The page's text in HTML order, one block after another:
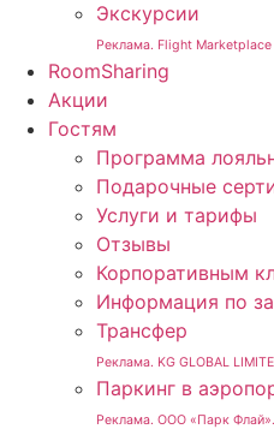
Экскурсии
Реклама. Flight
RoomSharing
Акции
Гостям
Программа
Подарочные
Услуги и тарифы
Отзывы
Корпоративным
Информация по
Трансфер
Реклама. KG GLOBAL
Паркинг в
Реклама. ООО «Парк